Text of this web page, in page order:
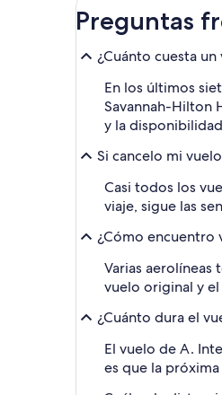
Preguntas
¿Cuánto cuesta
En los últimos
Savannah-Hilton
y la
Si cancelo mi
Casi todos los
viaje, sigue las
¿Cómo encuentro
Varias
vuelo original y el
¿Cuánto dura el
El vuelo de A.
es que la